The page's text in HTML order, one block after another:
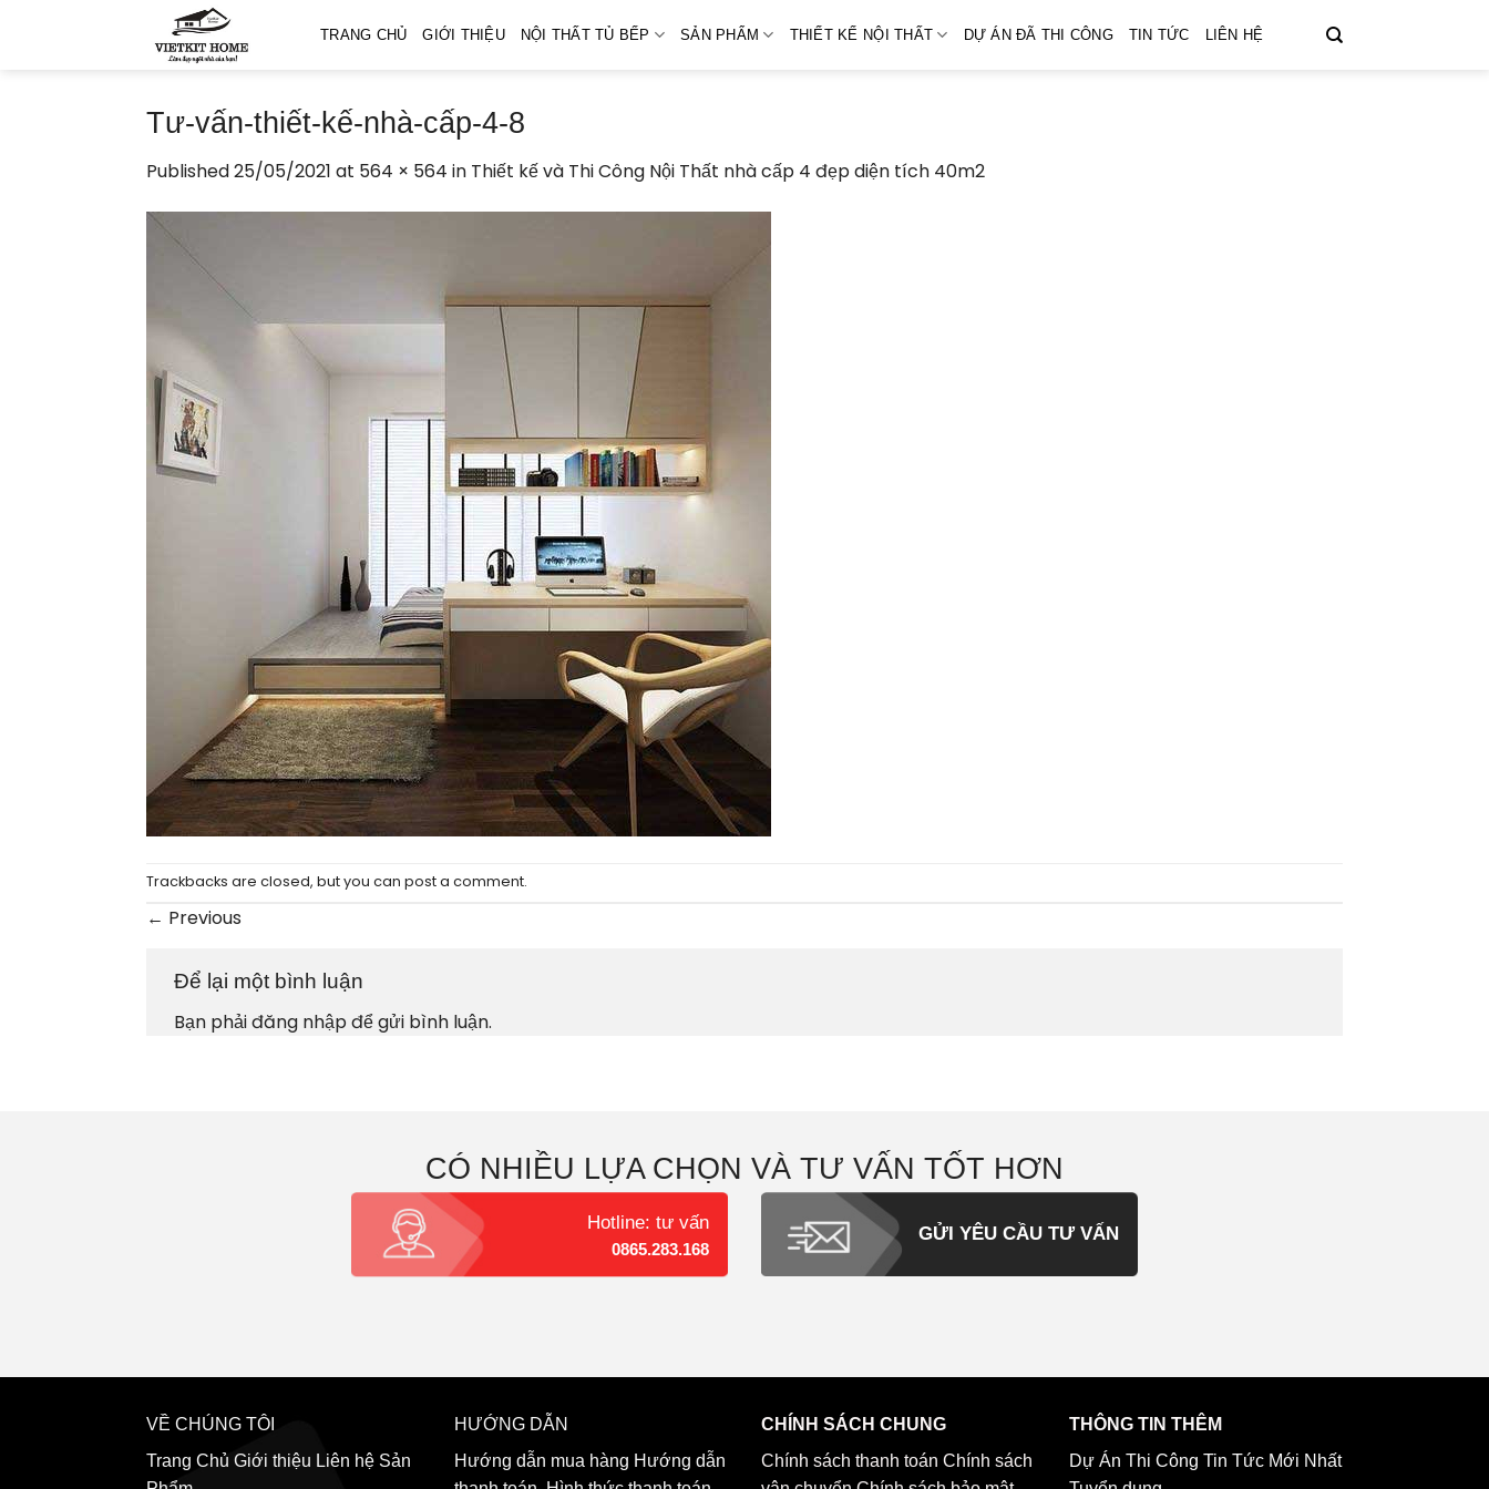
TRANG CHỦ GIỚI THIỆU NỘI THẤT TỦ BẾP SẢN PHẨM THIẾT KẾ NỘI THẤT DỰ ÁN ĐÃ THI CÔNG TIN TỨC LIÊN HỆ
Tư-vấn-thiết-kế-nhà-cấp-4-8
Published25/05/2021 at 564 × 564 in Thiết kế và Thi Công Nội Thất nhà cấp 4 đẹp diện tích 40m2
Trackbacks are closed, but you can post a comment.
← Previous
Để lại một bình luận
Bạn phảiđăng nhậpđể gửi bình luận.
CÓ NHIỀU LỰA CHỌN VÀ TƯ VẤN TỐT HƠN
Hotline: tư vấn
0865.283.168
GỬI YÊU CẦU TƯ VẤN
VỀ CHÚNG TÔI
Trang Chủ Giới thiệu Liên hệ Sản
HƯỚNG DẪN
Hướng dẫn mua hàng Hướng dẫn
CHÍNH SÁCH CHUNG
Chính sách thanh toán Chính sách
THÔNG TIN THÊM
Dự Án Thi Công Tin Tức Mới Nhất